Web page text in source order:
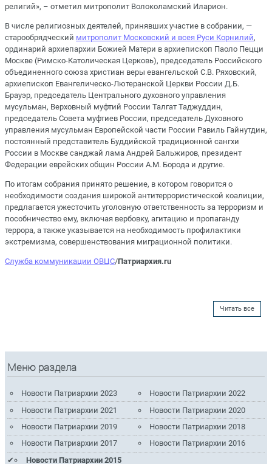
религий», – отметил митрополит Волоколамский Иларион.
В числе религиозных деятелей, принявших участие в собрании, —
старообрядческий митрополит Московский и всея Руси Корнилий,
ординарий архиепархии Божией Матери в архиепископ Паоло Пецци
Москве (Римско-Католическая Церковь), председатель Российского
объединенного союза христиан веры евангельской С.В. Ряховский,
архиепископ Евангелическо-Лютеранской Церкви России Д.Б.
Брауэр, председатель Центрального духовного управления
мусульман, Верховный муфтий России Талгат Таджуддин,
председатель Совета муфтиев России, председатель Духовного
управления мусульман Европейской части России Равиль Гайнутдин,
постоянный представитель Буддийской традиционной сангхи
России в Москве санджай лама Андрей Бальжиров, президент
Федерации еврейских общин России А.М. Борода и другие.
По итогам собрания принято решение, в котором говорится о
необходимости создания широкой антитеррористической коалиции,
предлагается ужесточить уголовную ответственность за терроризм и
пособничество ему, включая вербовку, агитацию и пропаганду
террора, а также указывается на необходимость профилактики
экстремизма, совершенствования миграционной политики.
Служба коммуникации ОВЦС/Патриархия.ru
Читать все
Меню раздела
Новости Патриархии 2023
Новости Патриархии 2022
Новости Патриархии 2021
Новости Патриархии 2020
Новости Патриархии 2019
Новости Патриархии 2018
Новости Патриархии 2017
Новости Патриархии 2016
Новости Патриархии 2015